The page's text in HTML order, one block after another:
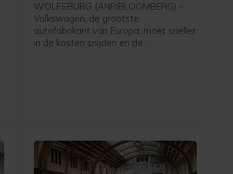
WOLFSBURG (ANP/BLOOMBERG) -
Volkswagen, de grootste
autofabrikant van Europa, moet sneller
in de kosten snijden en de